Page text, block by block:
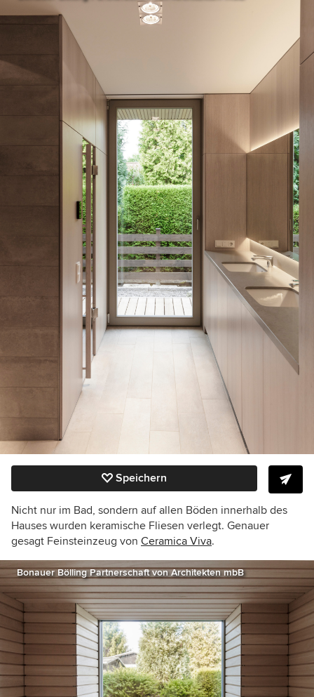
Speichern
Nicht nur im Bad, sondern auf allen Böden innerhalb des
Hauses wurden keramische Fliesen verlegt. Genauer
gesagt Feinsteinzeug von Ceramica Viva.
Bonauer Bölling Partnerschaft von Architekten mbB